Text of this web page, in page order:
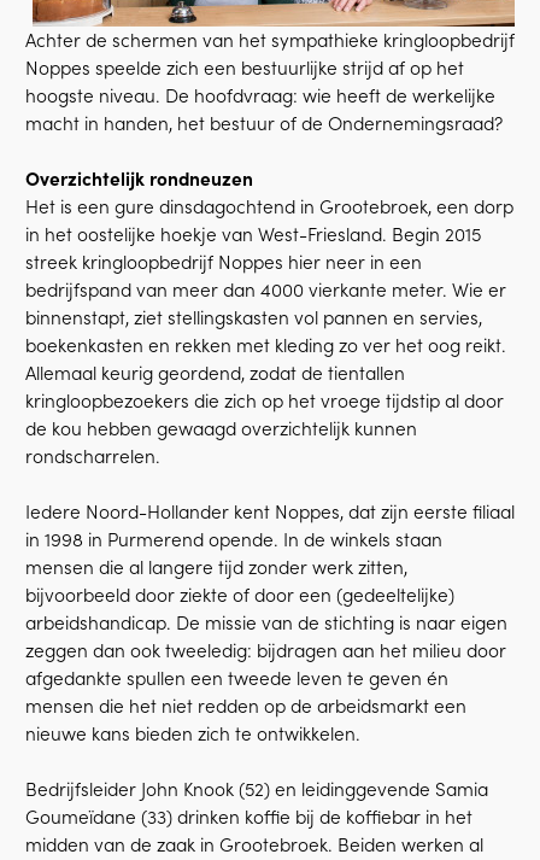
Achter de schermen van het sympathieke kringloopbedrijf
Noppes speelde zich een bestuurlijke strijd af op het
hoogste niveau. De hoofdvraag: wie heeft de werkelijke
macht in handen, het bestuur of de Ondernemingsraad?
Overzichtelijk rondneuzen
Het is een gure dinsdagochtend in Grootebroek, een dorp
in het oostelijke hoekje van West-Friesland. Begin 2015
streek kringloopbedrijf Noppes hier neer in een
bedrijfspand van meer dan 4000 vierkante meter. Wie er
binnenstapt, ziet stellingskasten vol pannen en servies,
boekenkasten en rekken met kleding zo ver het oog reikt.
Allemaal keurig geordend, zodat de tientallen
kringloopbezoekers die zich op het vroege tijdstip al door
de kou hebben gewaagd overzichtelijk kunnen
rondscharrelen.
Iedere Noord-Hollander kent Noppes, dat zijn eerste filiaal
in 1998 in Purmerend opende. In de winkels staan
mensen die al langere tijd zonder werk zitten,
bijvoorbeeld door ziekte of door een (gedeeltelijke)
arbeidshandicap. De missie van de stichting is naar eigen
zeggen dan ook tweeledig: bijdragen aan het milieu door
afgedankte spullen een tweede leven te geven én
mensen die het niet redden op de arbeidsmarkt een
nieuwe kans bieden zich te ontwikkelen.
Bedrijfsleider John Knook (52) en leidinggevende Samia
Goumeïdane (33) drinken koffie bij de koffiebar in het
midden van de zaak in Grootebroek. Beiden werken al